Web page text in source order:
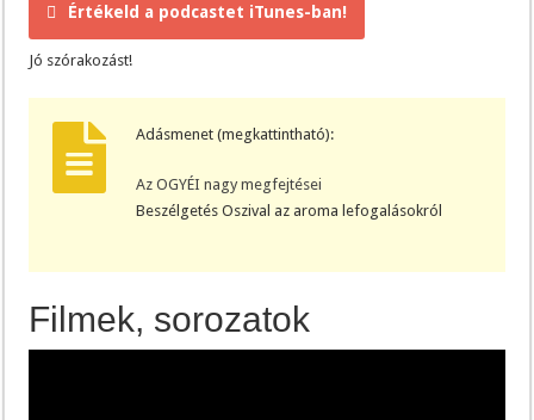
Értékeld a podcastet iTunes-ban!
Jó szórakozást!
Adásmenet (megkattintható):
Az OGYÉI nagy megfejtései
Beszélgetés Oszival az aroma lefogalásokról
Filmek, sorozatok